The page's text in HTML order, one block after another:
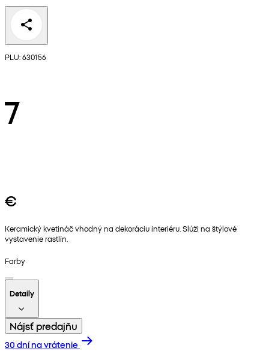
PLU: 630156
7
€
Keramický kvetináč vhodný na dekoráciu interiéru. Slúži na štýlové
vystavenie rastlín.
Farby
Detaily
Nájsť predajňu
30 dní na vrátenie